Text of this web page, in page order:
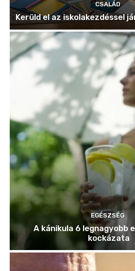
CSALÁD
Kerüld el az iskolakezdéssel
EGÉSZSÉG
A kánikula 6 legnagyobb
kockázata